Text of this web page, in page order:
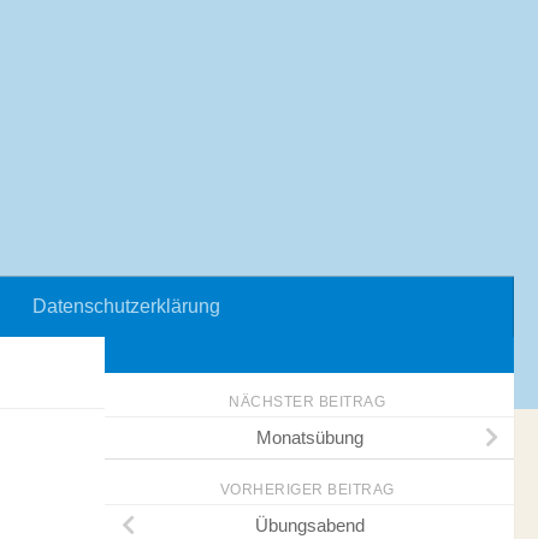
Datenschutzerklärung
NÄCHSTER BEITRAG
Monatsübung
VORHERIGER BEITRAG
Übungsabend